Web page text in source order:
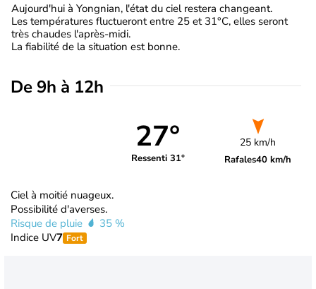
Aujourd'hui à Yongnian, l'état du ciel restera changeant.
Les températures fluctueront entre 25 et 31°C, elles seront
très chaudes l'après-midi.
La fiabilité de la situation est bonne.
De 9h à 12h
27°
Ressenti 31°
25 km/h
Rafales40 km/h
Ciel à moitié nuageux.
Possibilité d'averses.
Risque de pluie
35 %
Indice UV7 Fort